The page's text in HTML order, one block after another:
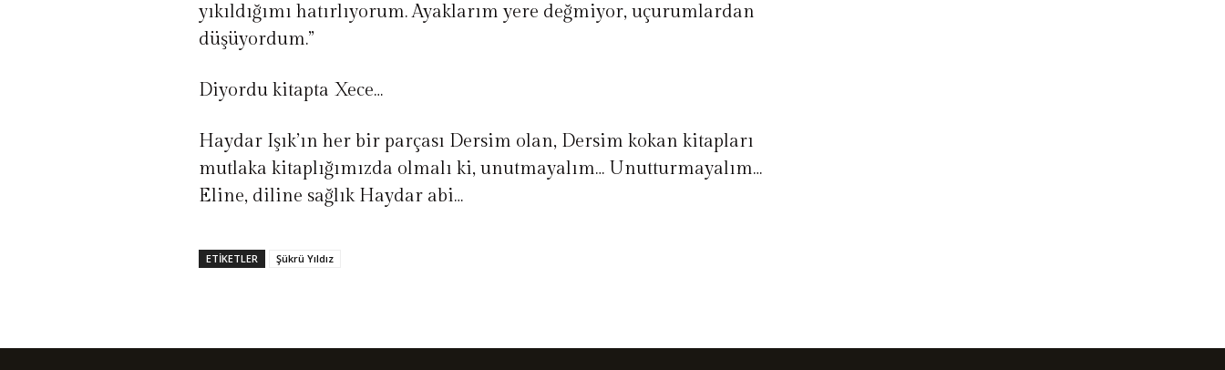
yıkıldığımı hatırlıyorum. Ayaklarım yere değmiyor, uçurumlardan
düşüyordum.”
Diyordu kitapta Xece…
Haydar Işık’ın her bir parçası Dersim olan, Dersim kokan kitapları
mutlaka kitaplığımızda olmalı ki, unutmayalım… Unutturmayalım…
Eline, diline sağlık Haydar abi…
ETIKETLER Şükrü Yıldız